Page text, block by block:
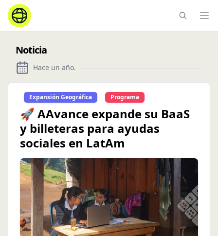
Noticia
Hace un año.
Expansión Geográfica Programa
🚀 AAvance expande su BaaS
y billeteras para ayudas
sociales en LatAm